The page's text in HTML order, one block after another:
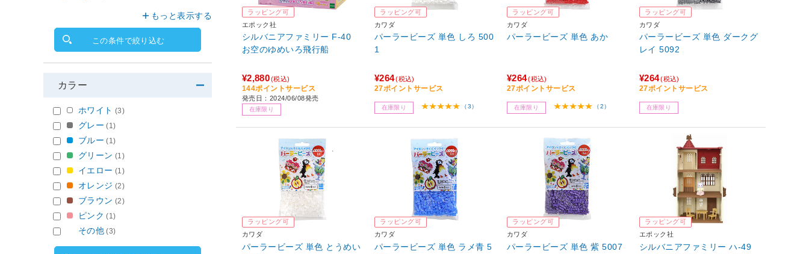
ラッピング可
エポック社
シルバニアファミリー F-40
お空のゆめいろ飛行船
¥2,880(税込)
144ポイントサービス
発売日：2024/06/08発売
在庫限り
ラッピング可
カワダ
パーラービーズ 単色 しろ 500
1
¥264(税込)
27ポイントサービス
在庫限り （3）
ラッピング可
カワダ
パーラービーズ 単色 あか
¥264(税込)
27ポイントサービス
在庫限り （2）
ラッピング可
カワダ
パーラービーズ 単色 ダークグ
レイ 5092
¥264(税込)
27ポイントサービス
在庫限り
ラッピング可
カワダ
パーラービーズ 単色 とうめい
ラッピング可
カワダ
パーラービーズ 単色 ラメ青 5
ラッピング可
カワダ
パーラービーズ 単色 紫 5007
ラッピング可
エポック社
シルバニアファミリー ハ-49
もっと表示する
この条件で絞り込む
カラー
ホワイト (3)
グレー (1)
ブルー (1)
グリーン (1)
イエロー (1)
オレンジ (2)
ブラウン (2)
ピンク (1)
その他 (3)